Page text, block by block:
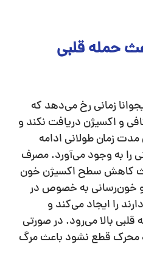
حمله قلبی
زمانی رخ می‌دهد که
و اکسیژن دریافت نکند و
مدت زمان طولانی ادامه
را به وجود می‌آورد. مصرف
کاهش سطح اکسیژن خون
و خون‌رسانی به خصوص در
را ایجاد می‌کند و
قلبی بالا می‌رود. در صورتی
محرک قطع نشود باعث مرگ